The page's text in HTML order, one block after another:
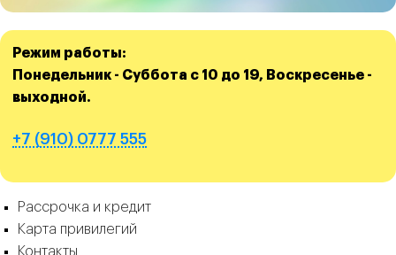
Режим работы:
Понедельник - Суббота с 10 до 19, Воскресенье -
выходной.
+7 (910) 0777 555
Рассрочка и кредит
Карта привилегий
Контакты